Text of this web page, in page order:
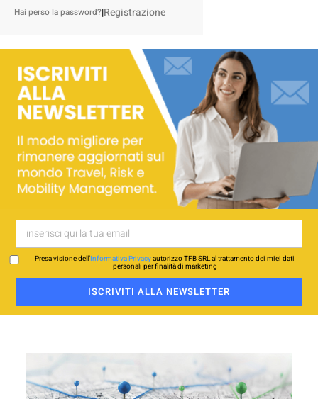
Hai perso la password?|Registrazione
Presa visione dell’Informativa Privacyautorizzo TFB SRL al trattamento dei miei dati
personali per finalità di marketing
ISCRIVITI ALLA NEWSLETTER